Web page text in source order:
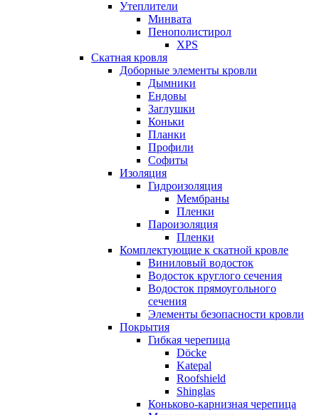
Утеплители
Минвата
Пенополистирол
XPS
Скатная кровля
Доборные элементы кровли
Дымники
Ендовы
Заглушки
Коньки
Планки
Профили
Софиты
Изоляция
Гидроизоляция
Мембраны
Пленки
Пароизоляция
Пленки
Комплектующие к скатной кровле
Виниловый водосток
Водосток круглого сечения
Водосток прямоугольного
сечения
Элементы безопасности кровли
Покрытия
Гибкая черепица
Döcke
Katepal
Roofshield
Shinglas
Коньково-карнизная черепица